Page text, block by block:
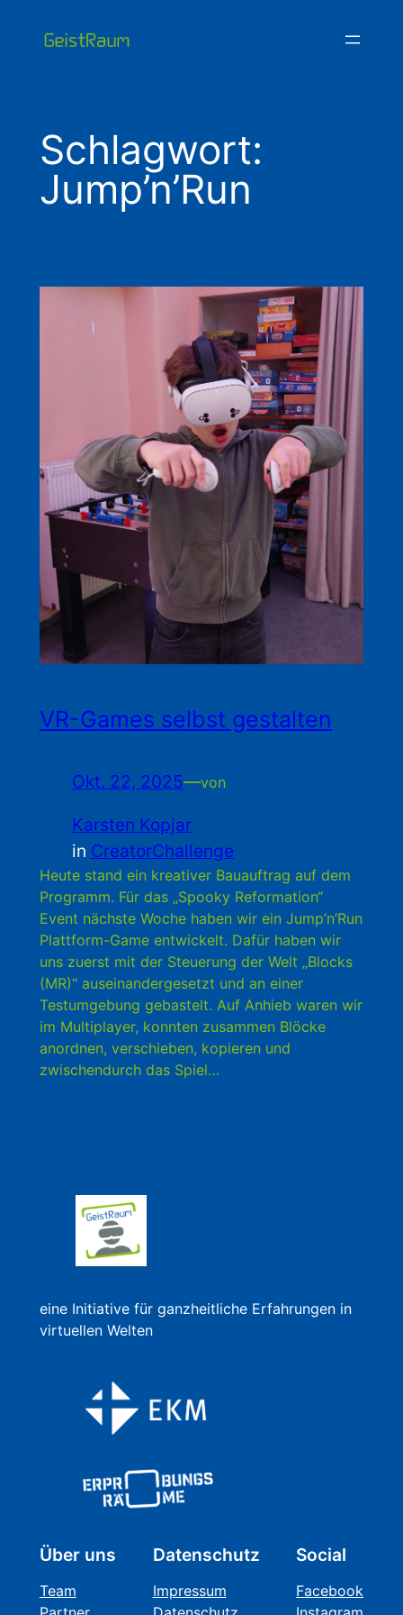
Inhalt
Schlagwort:
Jump’n’Run
VR-Games selbst gestalten
Okt. 22, 2025—von
Karsten Kopjar
in CreatorChallenge
Heute stand ein kreativer Bauauftrag auf dem
Programm. Für das „Spooky Reformation“
Event nächste Woche haben wir ein Jump’n’Run
Plattform-Game entwickelt. Dafür haben wir
uns zuerst mit der Steuerung der Welt „Blocks
(MR)“ auseinandergesetzt und an einer
Testumgebung gebastelt. Auf Anhieb waren wir
im Multiplayer, konnten zusammen Blöcke
anordnen, verschieben, kopieren und
zwischendurch das Spiel…
eine Initiative für ganzheitliche Erfahrungen in
virtuellen Welten
Über uns
Team
Datenschutz
Impressum
Social
Facebook